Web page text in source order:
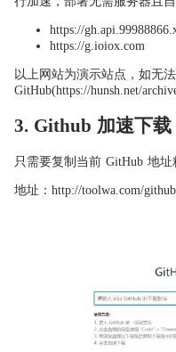
https://
https://g.ioiox.com
以上网站为演示站点，如无
GitHub(https://hunsh.net/
3. Github 加速下载
只需要复制当前 GitHub 地
地址：http://toolwa.com/